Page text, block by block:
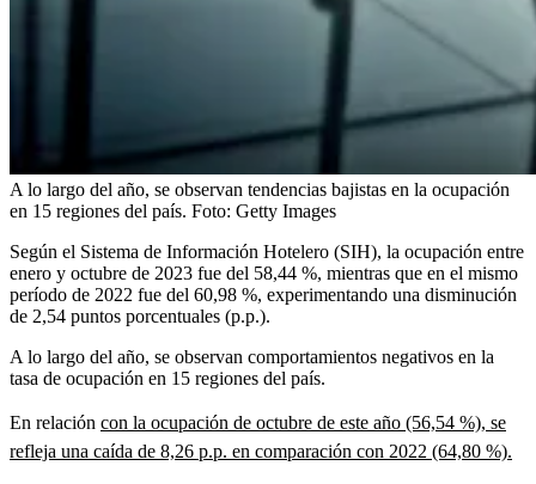
A lo largo del año, se observan tendencias bajistas en la ocupación
en 15 regiones del país. Foto: Getty Images
Según el Sistema de Información Hotelero (SIH), la ocupación entre
enero y octubre de 2023 fue del 58,44 %, mientras que en el mismo
período de 2022 fue del 60,98 %, experimentando una disminución
de 2,54 puntos porcentuales (p.p.).
A lo largo del año, se observan comportamientos negativos en la
tasa de ocupación en 15 regiones del país.
En relación con la ocupación de octubre de este año (56,54 %), se
refleja una caída de 8,26 p.p. en comparación con 2022 (64,80 %).